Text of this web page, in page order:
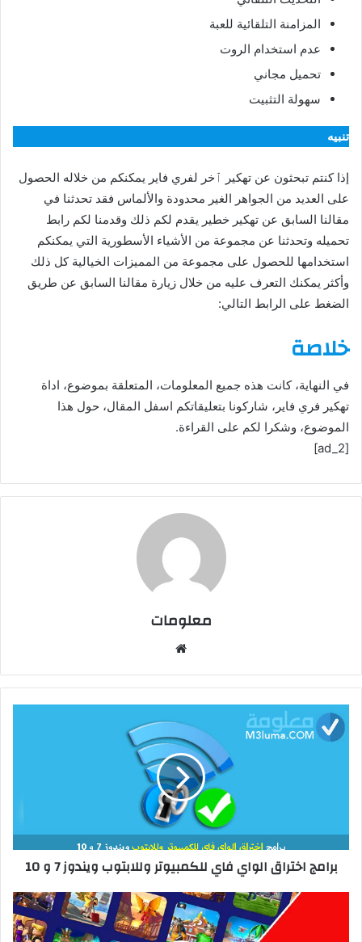
المزامنة التلقائية للعبة
عدم استخدام الروت
تحميل مجاني
سهولة التثبيت
تنبيه
إذا كنتم تبحثون عن تهكير ٱخر لفري فاير يمكنكم من خلاله الحصول
على العديد من الجواهر الغير محدودة والألماس فقد تحدثنا في
مقالنا السابق عن تهكير خطير يقدم لكم ذلك وقدمنا لكم رابط
تحميله وتحدثنا عن مجموعة من الأشياء الأسطورية التي يمكنكم
استخدامها للحصول على مجموعة من المميزات الخيالية كل ذلك
وأكثر يمكنك التعرف عليه من خلال زيارة مقالنا السابق عن طريق
الضغط على الرابط التالي:
خلاصة
في النهاية، كانت هذه جميع المعلومات، المتعلقة بموضوع، اداة
تهكير فري فاير، شاركونا بتعليقاتكم اسفل المقال، حول هذا
الموضوع، وشكرا لكم على القراءة.
[ad_2]
معلومات
ق
ع
ا
ل
و
ي
ب
برامج اختراق الواي فاي للكمبيوتر وللابتوب ويندوز 7 و 10